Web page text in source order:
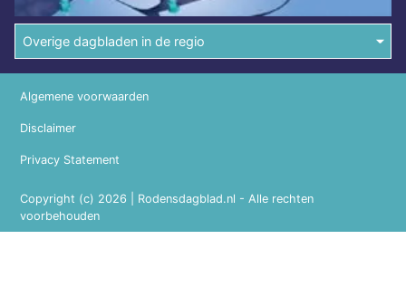
Overige dagbladen in de regio
Copyright (c) 2026 | Rodensdagblad.nl - Alle rechten
voorbehouden
Algemene voorwaarden
Disclaimer
Privacy Statement